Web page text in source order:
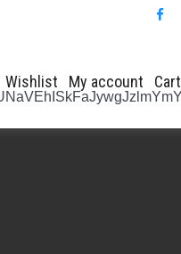
Wishlist My account Cart